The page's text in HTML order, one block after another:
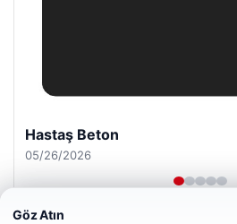
Prenses Night Club
04/29/2026
Göz Atın